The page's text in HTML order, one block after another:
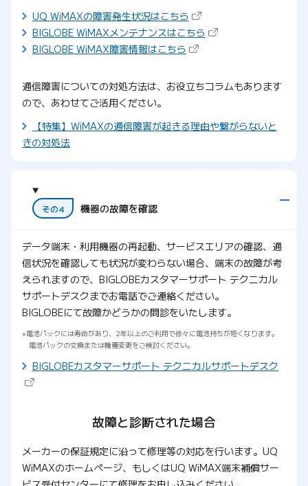
UQ WiMAXの障害発生状況はこちら （新しいタブで開きます）
BIGLOBE WiMAXメンテナンスはこちら （新しいタブで開きま
BIGLOBE WiMAX障害情報はこちら （新しいタブで開きます）
通信障害についての対処方法は、お役立ちコラムもあります
ので、あわせてご活用ください。
【特集】WiMAXの通信障害が起きる理由や繋がらないと
きの対処法
その4 機器の故障を確認
データ端末・利用機器の再起動、サービスエリアの確認、通
信状況を確認しても状況が変わらない場合、端末の故障が考
えられますので、BIGLOBEカスタマーサポート テクニカル
サポートデスクまでお電話でご連絡ください。
BIGLOBEにて故障かどうかの問診をいたします。
電池パックには寿命があり、2年以上のご利用で徐々に電池持ちが短くなります。
電池パックの交換または機種変更をご検討ください。
BIGLOBEカスタマーサポート テクニカルサポートデスク
故障と診断された場合
メーカーの保証規定に沿って修理等の対応を行います。UQ
WiMAXのホームページ、もしくはUQ WiMAX端末補償サー